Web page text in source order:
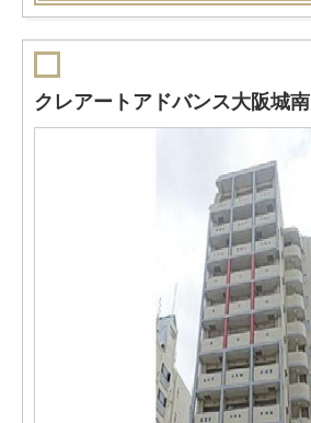
クレアートアドバンス大阪城南